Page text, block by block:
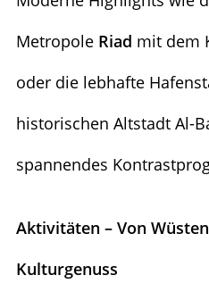
Metropole Riad mit dem
oder die lebhafte
historischen Altstadt Al-
spannendes
Aktivitäten – Von
Kulturgenuss